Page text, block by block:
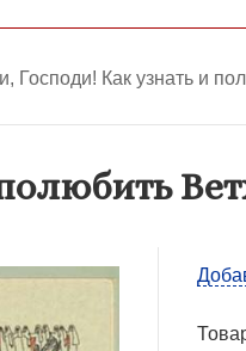
Господи! Как узнать и